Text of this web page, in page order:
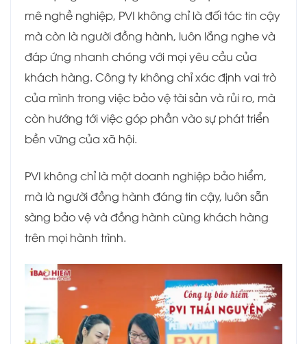
mê nghề nghiệp, PVI không chỉ là đối tác tin cậy
mà còn là người đồng hành, luôn lắng nghe và
đáp ứng nhanh chóng với mọi yêu cầu của
khách hàng. Công ty không chỉ xác định vai trò
của mình trong việc bảo vệ tài sản và rủi ro, mà
còn hướng tới việc góp phần vào sự phát triển
bền vững của xã hội.
PVI không chỉ là một doanh nghiệp bảo hiểm,
mà là người đồng hành đáng tin cậy, luôn sẵn
sàng bảo vệ và đồng hành cùng khách hàng
trên mọi hành trình.